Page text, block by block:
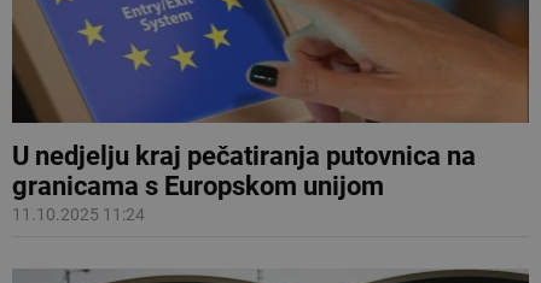
U nedjelju kraj pečatiranja putovnica na
granicama s Europskom unijom
11.10.2025 11:24